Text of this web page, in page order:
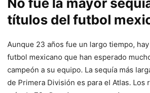
No fue la mayor
títulos del futbol
Aunque 23 años fue un largo tiempo,
futbol mexicano que han esperado
campeón a su equipo. La sequía más
de Primera División es para el Atlas. Los